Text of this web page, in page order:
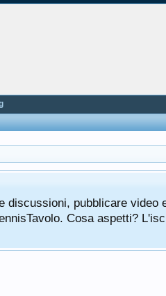
pubblicare video
Cosa aspetti?